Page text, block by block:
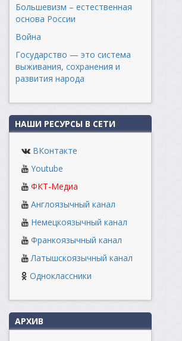
Большевизм – естественная
основа России
Война
Государство — это система
выживания, сохранения и
развития народа
НАШИ РЕСУРСЫ В СЕТИ
ВКонтакте
Youtube
ФКТ-Медиа
Англоязычный канал
Немецкоязычный канал
Франкоязычный канал
Латышскоязычный канал
Одноклассники
АРХИВ